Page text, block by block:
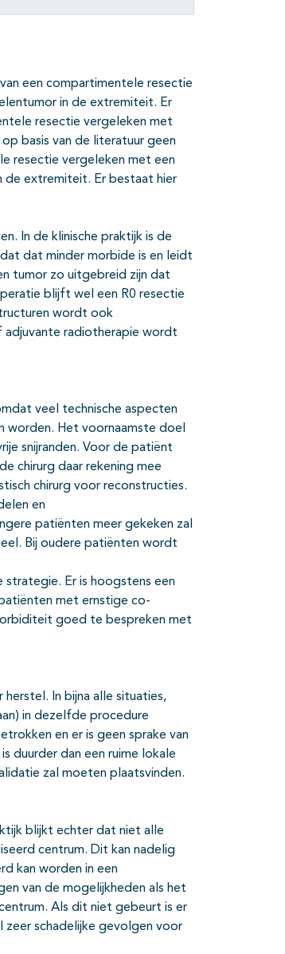
een compartimentele resectie
in de extremiteit. Er
resectie vergeleken met
basis van de literatuur geen
resectie vergeleken met een
de extremiteit. Er bestaat hier
In de klinische praktijk is de
dat minder morbide is en leidt
tumor zo uitgebreid zijn dat
blijft wel een R0 resectie
wordt ook
radiotherapie wordt
veel technische aspecten
worden. Het voornaamste doel
snijranden. Voor de patiënt
chirurg daar rekening mee
chirurg voor reconstructies.
en
patiënten meer gekeken zal
Bij oudere patiënten wordt
strategie. Er is hoogstens een
met ernstige co-
goed te bespreken met
In bijna alle situaties,
in dezelfde procedure
en er is geen sprake van
duurder dan een ruime lokale
zal moeten plaatsvinden.
blijkt echter dat niet alle
centrum. Dit kan nadelig
kan worden in een
van de mogelijkheden als het
Als dit niet gebeurt is er
schadelijke gevolgen voor